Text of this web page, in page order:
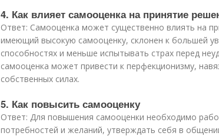
4. Как влияет самооценка на принятие
Ответ: Самооценка может существенно влиять на
имеющий высокую самооценку, склонен к большей
способностях и меньше испытывать страх перед
самооценка может привести к перфекционизму,
собственных силах.
5. Как повысить самооценку
Ответ: Для повышения самооценки необходимо
потребностей и желаний, утверждать себя в